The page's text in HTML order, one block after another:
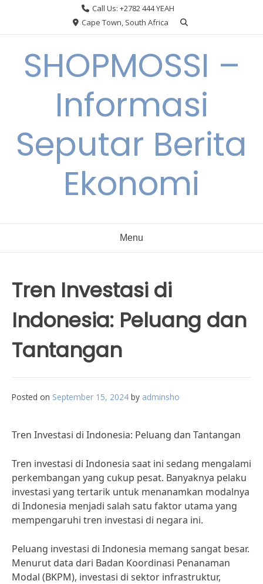
Call Us: +2782 444 YEAH
Cape Town, South Africa
SHOPMOSSI –
Informasi
Seputar Berita
Ekonomi
Menu
Tren Investasi di
Indonesia: Peluang dan
Tantangan
Posted on September 15, 2024 by adminsho
Tren Investasi di Indonesia: Peluang dan Tantangan
Tren investasi di Indonesia saat ini sedang mengalami
perkembangan yang cukup pesat. Banyaknya pelaku
investasi yang tertarik untuk menanamkan modalnya
di Indonesia menjadi salah satu faktor utama yang
mempengaruhi tren investasi di negara ini.
Peluang investasi di Indonesia memang sangat besar.
Menurut data dari Badan Koordinasi Penanaman
Modal (BKPM), investasi di sektor infrastruktur,